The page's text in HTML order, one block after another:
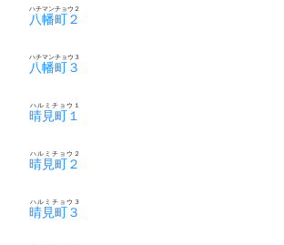
八幡町２
ハチマンチョウ２
八幡町３
ハチマンチョウ３
晴見町１
ハルミチョウ１
晴見町２
ハルミチョウ２
晴見町３
ハルミチョウ３